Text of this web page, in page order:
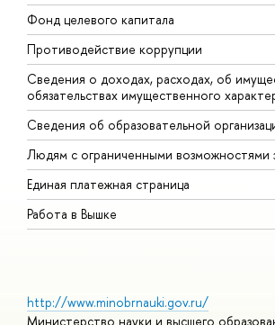
Фонд целевого капитала
Противодействие коррупции
Сведения о доходах, расходах, об
обязательствах имущественного
Сведения об образовательной
Людям с ограниченными возможностями
Единая платежная страница
Работа в Вышке
http://www.minobrnauki.gov.ru/
Министерство науки и высшего